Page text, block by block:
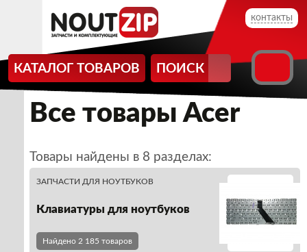
контакты
КАТАЛОГ ТОВАРОВ ПОИСК
Все товары Acer
Товары найдены в 8 разделах:
ЗАПЧАСТИ ДЛЯ НОУТБУКОВ
Клавиатуры для ноутбуков
Найдено 2 185 товаров